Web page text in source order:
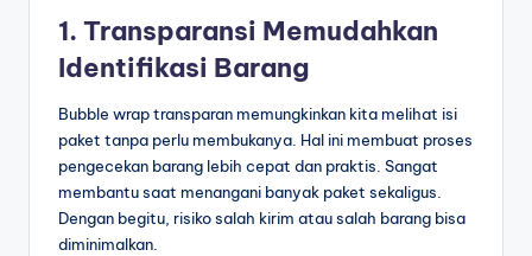
1. Transparansi Memudahkan
Identifikasi Barang
Bubble wrap transparan memungkinkan kita melihat isi
paket tanpa perlu membukanya. Hal ini membuat proses
pengecekan barang lebih cepat dan praktis. Sangat
membantu saat menangani banyak paket sekaligus.
Dengan begitu, risiko salah kirim atau salah barang bisa
diminimalkan.